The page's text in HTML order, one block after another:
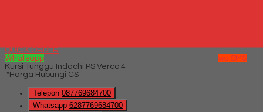
QUICK ORDER
Whatsapp
via SMS
Kursi Tunggu Indachi PS Verco 4
*Harga Hubungi CS
Telepon 087769684700
Whatsapp 6287769684700